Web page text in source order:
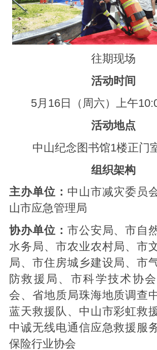
往期现场
活动时间
5月16日（周六）
上午
活动地点
中山纪念图书馆1楼正门
组织架构
主办单位： 中山市减灾委员
山市应急管理局
协办单位： 市公安局、市自
水务局、市农业农村局、市
局、市住房城乡建设局、市
防救援局、市科学技术协
会、省地质局珠海地质调查
蓝天救援队、中山市彩虹救
中诚无线电通信应急救援服
保险行业协会